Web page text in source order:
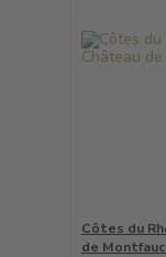
Côtes du
de